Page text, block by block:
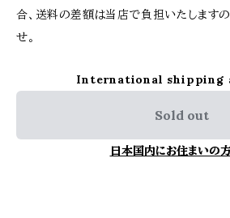
合、送料の差額は当店で負担いたします
せ。
International shipping
Sold out
日本国内にお住まいの